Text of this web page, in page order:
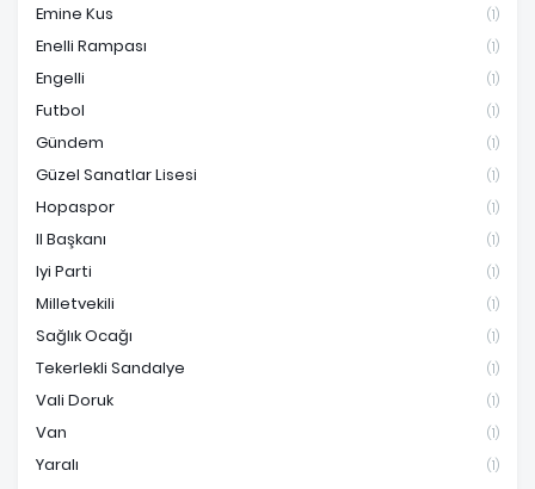
Emine Kus (1)
Enelli Rampası (1)
Engelli (1)
Futbol (1)
Gündem (1)
Güzel Sanatlar Lisesi (1)
Hopaspor (1)
Il Başkanı (1)
Iyi Parti (1)
Milletvekili (1)
Sağlık Ocağı (1)
Tekerlekli Sandalye (1)
Vali Doruk (1)
Van (1)
Yaralı (1)